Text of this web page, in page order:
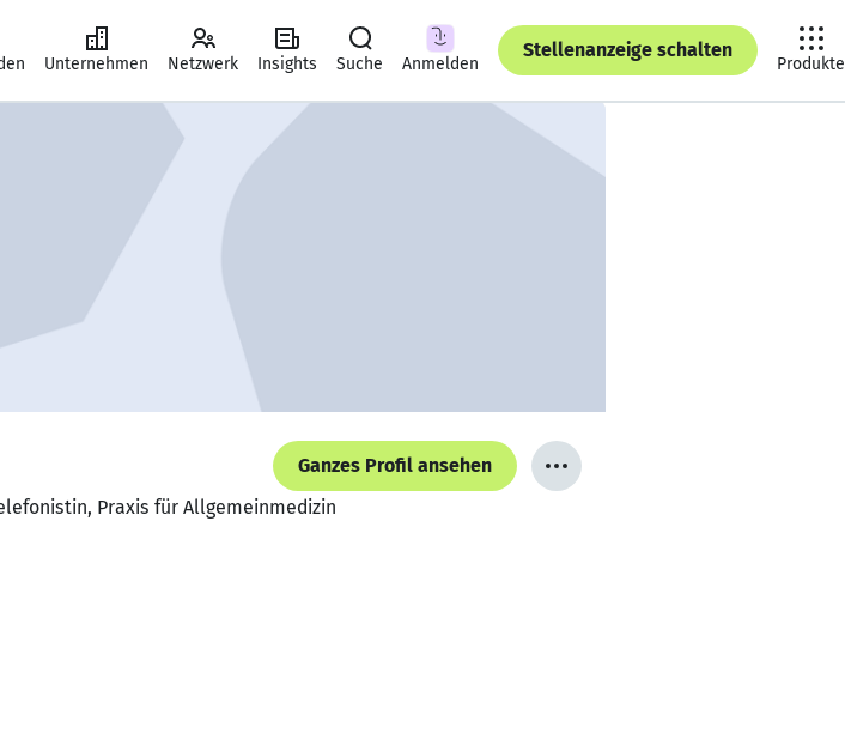
Unternehmen Netzwerk Insights Suche Anmelden
Stellenanzeige schalten
Produkte
Ganzes Profil ansehen
Praxis für Allgemeinmedizin